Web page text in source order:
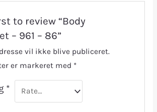
to review “Body
– 961 – 86”
vil ikke blive publiceret.
er markeret med *
*